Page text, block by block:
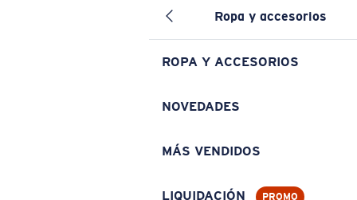
Ropa y accesorios
ROPA Y ACCESORIOS
NOVEDADES
MÁS VENDIDOS
LIQUIDACIÓN PROMO